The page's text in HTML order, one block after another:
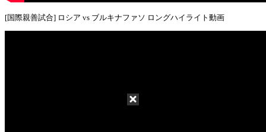
[国際親善試合] ロシア vs ブルキナファソ ロングハイライト動画